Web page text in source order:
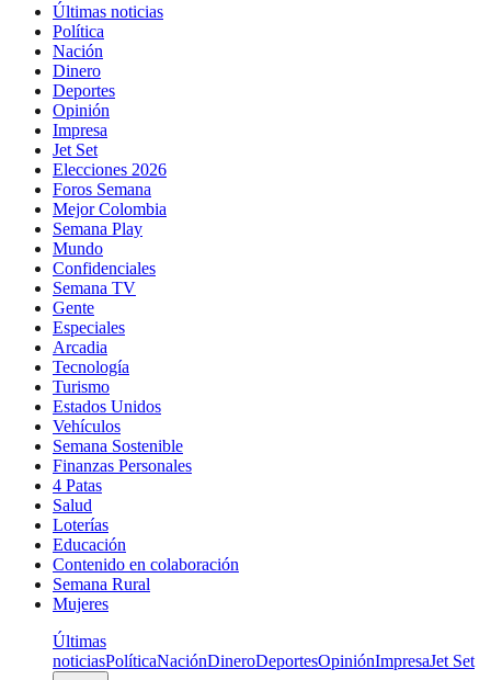
Últimas noticias
Política
Nación
Dinero
Deportes
Opinión
Impresa
Jet Set
Elecciones 2026
Foros Semana
Mejor Colombia
Semana Play
Mundo
Confidenciales
Semana TV
Gente
Especiales
Arcadia
Tecnología
Turismo
Estados Unidos
Vehículos
Semana Sostenible
Finanzas Personales
4 Patas
Salud
Loterías
Educación
Contenido en colaboración
Semana Rural
Mujeres
Últimas
noticiasPolíticaNaciónDineroDeportesOpiniónImpresaJet Set